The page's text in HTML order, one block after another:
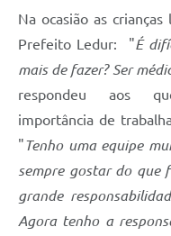
Serviço de Informação ao
Galeria de Fotos
Audiências Públicas
Iluminação Pública
Arquivos para Download
Na ocasião as
Prefeito Ledur: "É
mais de fazer? Ser
respondeu aos
importância de
"Tenho uma equipe
sempre gostar do que
grande
Agora tenho a